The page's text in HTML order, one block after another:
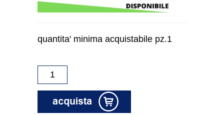
quantita' minima acquistabile pz.1